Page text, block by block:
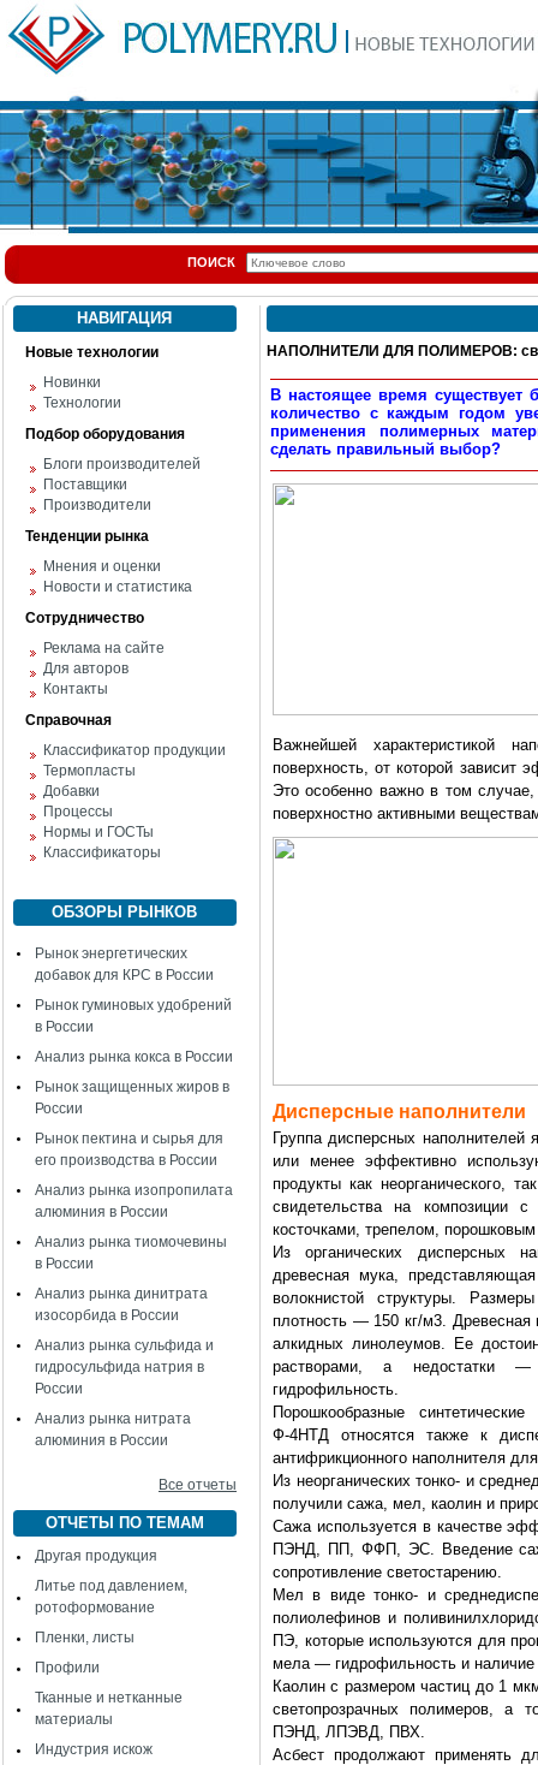
ПОИСК
НАВИГАЦИЯ
Новые технологии
Новинки
Технологии
Подбор оборудования
Блоги производителей
Поставщики
Производители
Тенденции рынка
Мнения и оценки
Новости и статистика
Сотрудничество
Реклама на сайте
Для авторов
Контакты
Справочная
Классификатор продукции
Термопласты
Добавки
Процессы
Нормы и ГОСТы
Классификаторы
ОБЗОРЫ РЫНКОВ
Рынок энергетических
добавок для КРС в России
Рынок гуминовых удобрений
в России
Анализ рынка кокса в России
Рынок защищенных жиров в
России
Рынок пектина и сырья для
его производства в России
Анализ рынка изопропилата
алюминия в России
Анализ рынка тиомочевины
в России
Анализ рынка динитрата
изосорбида в России
Анализ рынка сульфида и
гидросульфида натрия в
России
Анализ рынка нитрата
алюминия в России
Все отчеты
ОТЧЕТЫ ПО ТЕМАМ
Другая продукция
Литье под давлением,
ротоформование
Пленки, листы
Профили
Тканные и нетканные
материалы
Индустрия искож
НАПОЛНИТЕЛИ ДЛЯ ПОЛИМЕРОВ:
В настоящее время существует
количество с каждым годом
применения полимерных
сделать правильный выбор?
Важнейшей характеристикой
поверхность, от которой зависит
Это особенно важно в том
поверхностно активными
Дисперсные наполнители
Группа дисперсных наполнителей
или менее эффективно
продукты как неорганического,
свидетельства на композиции
косточками, трепелом,
Из органических дисперсных
древесная мука,
волокнистой структуры.
плотность — 150 кг/м3. Древесная
алкидных линолеумов. Ее
растворами, а недостатки —
гидрофильность.
Порошкообразные
Ф-4НТД относятся также к
антифрикционного наполнителя
Из неорганических тонко- и
получили сажа, мел, каолин и
Сажа используется в качестве
ПЭНД, ПП, ФФП, ЭС. Введение
сопротивление светостарению.
Мел в виде тонко- и
полиолефинов и
ПЭ, которые используются для
мела — гидрофильность и наличие
Каолин с размером частиц до 1
светопрозрачных полимеров,
ПЭНД, ЛПЭВД, ПВХ.
Асбест продолжают применять